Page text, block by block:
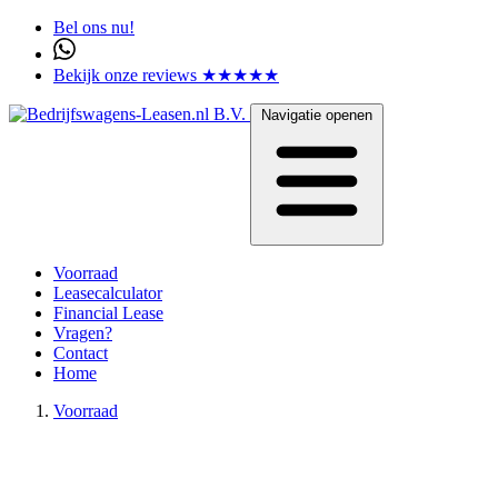
Bel ons nu!
Bekijk onze reviews ★★★★★
Navigatie openen
Voorraad
Leasecalculator
Financial Lease
Vragen?
Contact
Home
Voorraad